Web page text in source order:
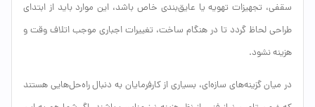
سقفی، تجهیزات تهویه یا عایق‌بندی خاص باشد، این موارد باید از ابتدای
طراحی لحاظ گردد تا در هنگام ساخت، تغییرات اجباری موجب اتلاف وقت و
هزینه نشود.
در میان گزینه‌های سازه‌ای، بسیاری از کارفرمایان به دنبال راه‌حل‌هایی هستند